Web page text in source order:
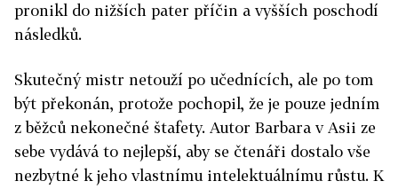
pronikl do nižších pater příčin a vyšších poschodí
následků.
Skutečný mistr netouží po učednících, ale po tom
být překonán, protože pochopil, že je pouze jedním
z běžců nekonečné štafety. Autor Barbara v Asii ze
sebe vydává to nejlepší, aby se čtenáři dostalo vše
nezbytné k jeho vlastnímu intelektuálnímu růstu. K